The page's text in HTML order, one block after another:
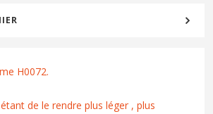
H0072.
étant de le rendre plus léger , plus